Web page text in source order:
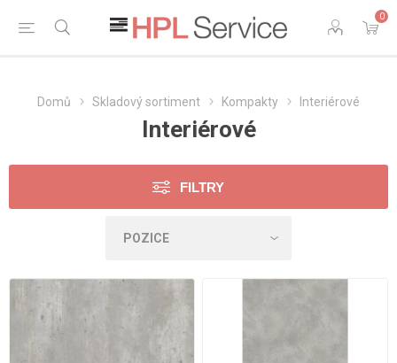
0
Domů Skladový sortiment Kompakty Interiérové
Interiérové
FILTRY